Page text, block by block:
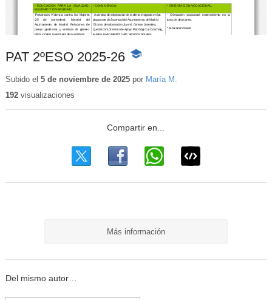
PAT 2ºESO 2025-26 -
educativo
Subido el 5 de noviembre de 2025por María M.
192visualizaciones
Más información
Del mismo autor…